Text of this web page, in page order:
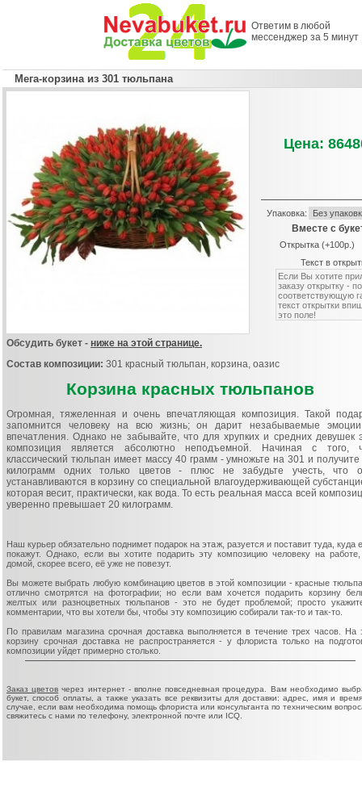
Ответим в любой
мессенджер за 5 минут
Мега-корзина из 301 тюльпана
Цена:
Упаковка:
Вместе с
Открытка (+100р.)
Текст в
Обсудить букет - ниже на этой странице.
Состав композиции: 301 красный тюльпан, корзина, оазис
Корзина красных тюльпанов
Огромная, тяжеленная и очень впечатляющая композиция. Такой
запомнится человеку на всю жизнь; он дарит незабываемые
впечатления. Однако не забывайте, что для хрупких и средних девушек
композиция является абсолютно неподъемной. Начиная с того,
классический тюльпан имеет массу 40 грамм - умножьте на 301 и
килограмм одних только цветов - плюс не забудьте учесть, что
устанавливаются в корзину со специальной влагоудерживающей
которая весит, практически, как вода. То есть реальная масса всей
уверенно превышает 20 килограмм.
Наш курьер обязательно поднимет подарок на этаж, разуется и поставит туда, куда
покажут. Однако, если вы хотите подарить эту композицию человеку на
домой, скорее всего, её уже не повезут.
Вы можете выбрать любую комбинацию цветов в этой композиции - красные
отлично смотрятся на фотографии; но если вам хочется подарить корзину
желтых или разноцветных тюльпанов - это не будет проблемой; просто
комментарии, что вы хотели бы, чтобы эту композицию собирали так-то и так-то.
По правилам магазина срочная доставка выполняется в течение трех часов. На
корзину срочная доставка не распространяется - у флориста только на
композиции уйдет примерно столько.
Заказ цветов через интернет - вполне повседневная процедура. Вам необходимо
букет, способ оплаты, а также указать все реквизиты для доставки: адрес, имя и
случае, если вам необходима помощь флориста или консультанта по техническим
свяжитесь с нами по телефону, электронной почте или ICQ.